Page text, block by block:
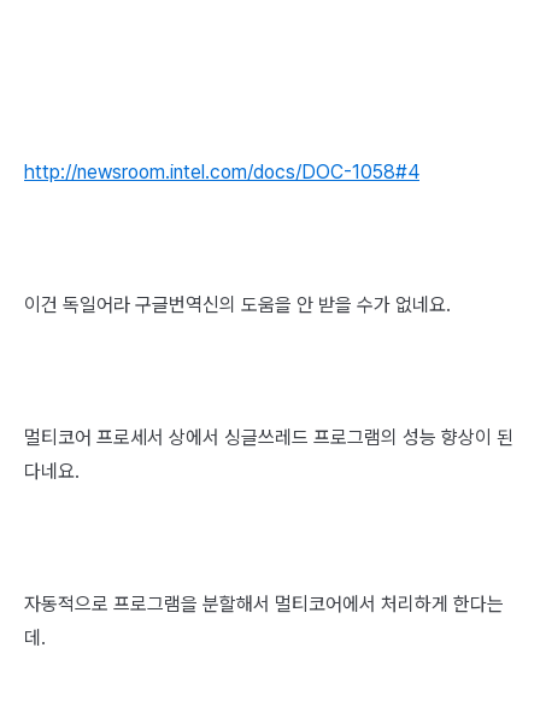
http://newsroom.intel.com/docs/DOC-1058#4
이건 독일어라 구글번역신의 도움을 안 받을 수가 없네요.
멀티코어 프로세서 상에서 싱글쓰레드 프로그램의 성능 향상이 된
다네요.
자동적으로 프로그램을 분할해서 멀티코어에서 처리하게 한다는
데.